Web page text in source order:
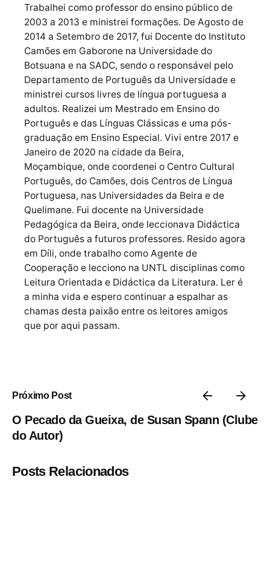
Trabalhei como professor do ensino público de
2003 a 2013 e ministrei formações. De Agosto de
2014 a Setembro de 2017, fui Docente do Instituto
Camões em Gaborone na Universidade do
Botsuana e na SADC, sendo o responsável pelo
Departamento de Português da Universidade e
ministrei cursos livres de língua portuguesa a
adultos. Realizei um Mestrado em Ensino do
Português e das Línguas Clássicas e uma pós-
graduação em Ensino Especial. Vivi entre 2017 e
Janeiro de 2020 na cidade da Beira,
Moçambique, onde coordenei o Centro Cultural
Português, do Camões, dois Centros de Língua
Portuguesa, nas Universidades da Beira e de
Quelimane. Fui docente na Universidade
Pedagógica da Beira, onde leccionava Didáctica
do Português a futuros professores. Resido agora
em Díli, onde trabalho como Agente de
Cooperação e lecciono na UNTL disciplinas como
Leitura Orientada e Didáctica da Literatura. Ler é
a minha vida e espero continuar a espalhar as
chamas desta paixão entre os leitores amigos
que por aqui passam.
Próximo Post
O Pecado da Gueixa, de Susan Spann (Clube
do Autor)
Posts Relacionados